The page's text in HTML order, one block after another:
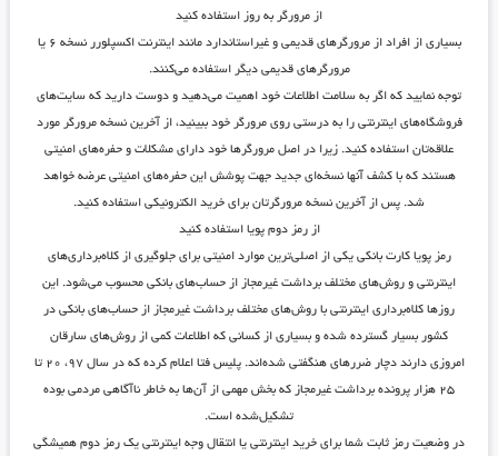
از مرورگر به روز استفاده کنید
بسیاری از افراد از مرورگرهای قدیمی و غیراستاندارد مانند اینترنت اکسپلورر نسخه ۶ یا
مرورگرهای قدیمی دیگر استفاده می‌کنند.
توجه نمایید که اگر به سلامت اطلاعات خود اهمیت می‌دهید و دوست دارید که سایت‌های
فروشگاه‌های اینترنتی را به درستی روی مرورگر خود ببینید، از آخرین نسخه مرورگر مورد
علاقه‌تان استفاده کنید. زیرا در اصل مرورگرها خود دارای مشکلات و حفره‌های امنیتی
هستند که با کشف آنها نسخه‌ای جدید جهت پوشش این حفره‌های امنیتی عرضه خواهد
شد. پس از آخرین نسخه مرورگرتان برای خرید الکترونیکی استفاده کنید.
از رمز دوم پویا استفاده کنید
رمز پویا کارت بانکی یکی از اصلی‌ترین موارد امنیتی برای جلوگیری از کلاه‌برداری‌های
اینترنتی و روش‌های مختلف برداشت غیرمجاز از حساب‌های بانکی محسوب می‌شود. این
روز‌ها کلاه‌برداری اینترنتی با روش‌های مختلف برداشت غیرمجاز از حساب‌های بانکی در
کشور بسیار گسترده شده و بسیاری از کسانی که اطلاعات کمی از روش‌های سارقان
امروزی دارند دچار ضرر‌های هنگفتی شده‌اند. پلیس فتا اعلام کرده که در سال ۹۷، ۲۰ تا
۲۵ هزار پرونده برداشت غیرمجاز که بخش مهمی از آن‌ها به خاطر ناآگاهی مردمی بوده
تشکیل‌شده است.
در وضعیت رمز ثابت شما برای خرید اینترنتی یا انتقال وجه اینترنتی یک رمز دوم همیشگی